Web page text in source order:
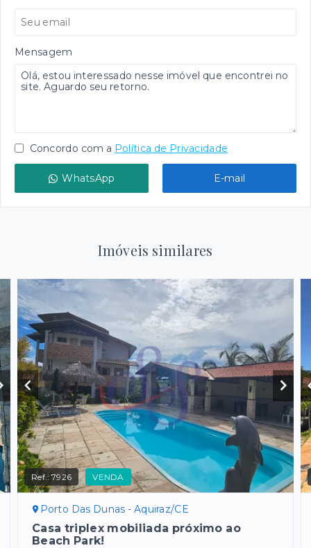
Mensagem
Concordo com a Política de Privacidade
WhatsApp E-mail
Imóveis similares
Ref.:7926 VENDA
Porto Das Dunas - Aquiraz/CE
Casa triplex mobiliada próximo ao
Beach Park!